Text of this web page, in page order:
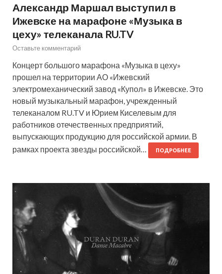
Александр Маршал выступил в
Ижевске на марафоне «Музыка в
цеху» телеканала RU.TV
Оставьте комментарий
Концерт большого марафона «Музыка в цеху»
прошел на территории АО «Ижевский
электромеханический завод «Купол» в Ижевске. Это
новый музыкальный марафон, учрежденный
телеканалом RU.TV и Юрием Киселевым для
работников отечественных предприятий,
выпускающих продукцию для российской армии. В
рамках проекта звезды российской…
ПОДРОБНЕЕ